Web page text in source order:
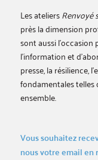
Les ateliersRenvoyé
près la dimension
sont aussi l’occasion
l’information et
presse, la résilience,
fondamentales telles
ensemble.
Vous souhaitez
nous votre email